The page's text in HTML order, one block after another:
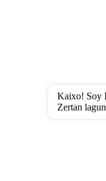
Kaixo! Soy
Zertan